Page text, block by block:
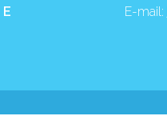
E-mail: